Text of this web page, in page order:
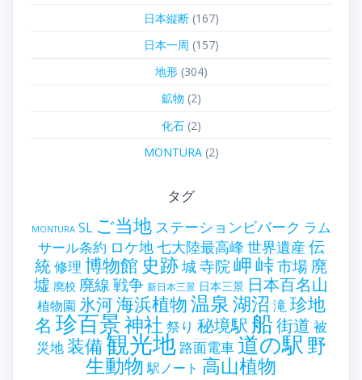
日本縦断(167)
日本一周 (157)
地形(304)
鉱物 (2)
化石(2)
MONTURA(2)
タグ
MONTURA SL ご当地 ステーションビバーク ラム
サール条約 ロケ地七大陸最高峰 世界遺産 伝
統修理 博物館 史跡城寺院岬峠市場廃
墟 廃校 廃線戦争 新日本三景 日本三景 日本百名山
植物園 氷河海浜植物温泉湖沼 滝珍地
名 珍百景神社 祭り 秘境駅 船街道 被
災地装備観光地 路面電車道の駅野
生動物 駅ノート 高山植物